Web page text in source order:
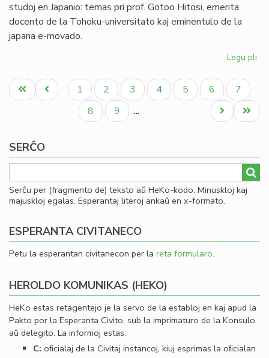
studoj en Japanio: temas pri prof. Gotoo Hitosi, emerita
docento de la Tohoku-universitato kaj eminentulo de la
japana e-movado.
Legu pli
al
Pagination
Unua
paĝo
Antaŭa
paĝo
Paĝo
1 Paĝo
2 Paĝo
3
Aktuala
paĝo
4 Paĝo
5 Paĝo
6 Paĝo
7
Paĝo
8 Paĝo
9 …
Last
page
Next
page
SERĈO
Serĉu per (fragmento de) teksto aŭ HeKo-kodo. Minuskloj kaj
majuskloj egalas. Esperantaj literoj ankaŭ en x-formato.
ESPERANTA CIVITANECO
Petu la esperantan civitanecon per la reta formularo.
HEROLDO KOMUNIKAS (HEKO)
HeKo estas retagentejo je la servo de la establoj en kaj apud la
Pakto por la Esperanta Civito, sub la imprimaturo de la Konsulo
aŭ delegito. La informoj estas:
C: oﬁcialaj de la Civitaj instancoj, kiuj esprimas la oﬁcialan